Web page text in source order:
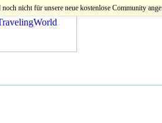
nicht für unsere neue kostenlose Community